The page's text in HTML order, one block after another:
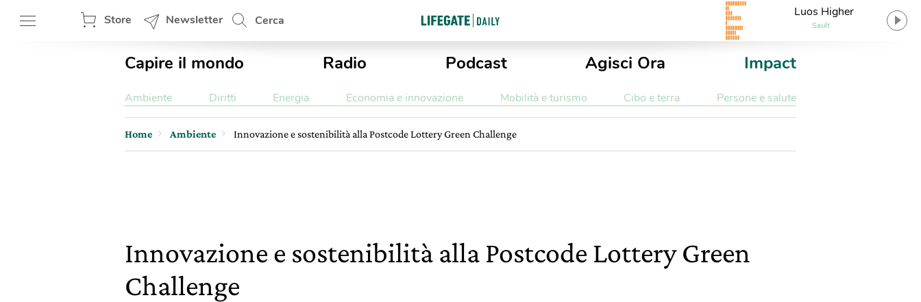
Store Newsletter Cerca
Luos Higher
Sault
Capire il mondo Radio Podcast Agisci Ora Impact
Ambiente Diritti Energia Economia e innovazione Mobilità e turismo Cibo e terra Persone e salute
Home Ambiente Innovazione e sostenibilità alla Postcode Lottery Green Challenge
Innovazione e sostenibilità alla Postcode Lottery Green
Challenge